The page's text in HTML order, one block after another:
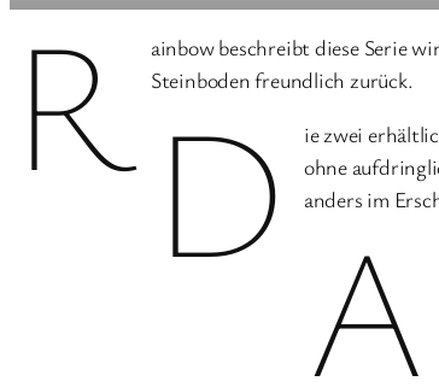
R
ainbow beschreibt diese Serie
Steinboden freundlich zurück.
D
ie zwei
ohne
anders im
A